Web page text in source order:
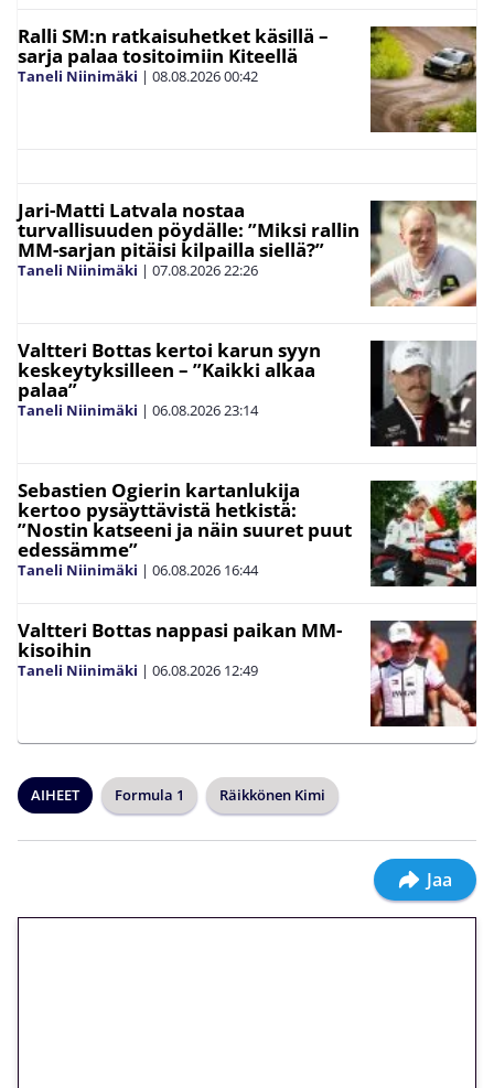
Ralli SM:n ratkaisuhetket käsillä –
sarja palaa tositoimiin Kiteellä
Taneli Niinimäki | 08.08.202600:42
Jari-Matti Latvala nostaa
turvallisuuden pöydälle: ”Miksi rallin
MM-sarjan pitäisi kilpailla siellä?”
Taneli Niinimäki | 07.08.202622:26
Valtteri Bottas kertoi karun syyn
keskeytyksilleen – ”Kaikki alkaa
palaa”
Taneli Niinimäki | 06.08.202623:14
Sebastien Ogierin kartanlukija
kertoo pysäyttävistä hetkistä:
”Nostin katseeni ja näin suuret puut
edessämme”
Taneli Niinimäki | 06.08.2026 16:44
Valtteri Bottas nappasi paikan MM-
kisoihin
Taneli Niinimäki | 06.08.2026 12:49
AIHEET Formula 1 Räikkönen Kimi
Jaa